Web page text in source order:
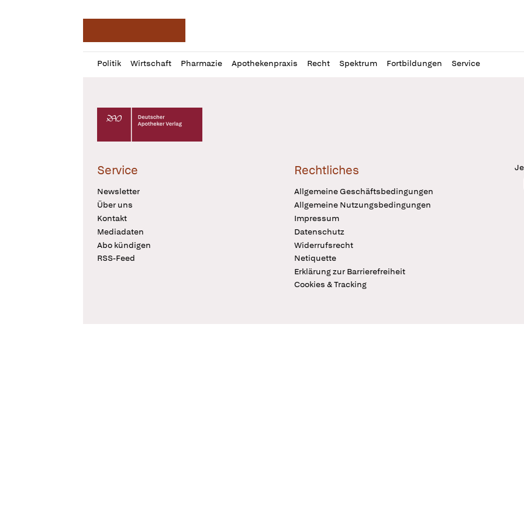
Politik Wirtschaft Pharmazie Apothekenpraxis Recht Spektrum Fortbildungen Service
Profil
öffnen
Daz
Pur
Deutscher Apotheker Verlag Logo
Service
Newsletter
Über uns
Kontakt
Mediadaten
Abo kündigen
RSS-Feed
Rechtliches
Allgemeine Geschäftsbedingungen
Allgemeine Nutzungsbedingungen
Impressum
Datenschutz
Widerrufsrecht
Netiquette
Erklärung zur Barrierefreiheit
Cookies & Tracking